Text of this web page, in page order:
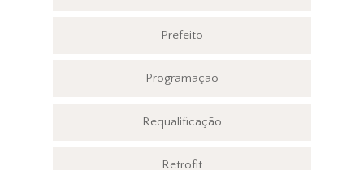
Prefeito
Programação
Requalificação
Retrofit